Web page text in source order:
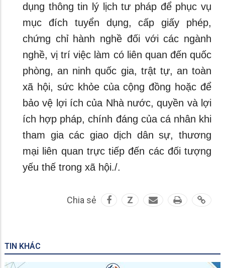
dụng thông tin lý lịch tư pháp để phục vụ
mục đích tuyển dụng, cấp giấy phép,
chứng chỉ hành nghề đối với các ngành
nghề, vị trí việc làm có liên quan đến quốc
phòng, an ninh quốc gia, trật tự, an toàn
xã hội, sức khỏe của cộng đồng hoặc để
bảo vệ lợi ích của Nhà nước, quyền và lợi
ích hợp pháp, chính đáng của cá nhân khi
tham gia các giao dịch dân sự, thương
mại liên quan trực tiếp đến các đối tượng
yếu thế trong xã hội./.
Chia sẻ Z
TIN KHÁC